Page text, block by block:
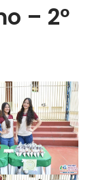
– 2º